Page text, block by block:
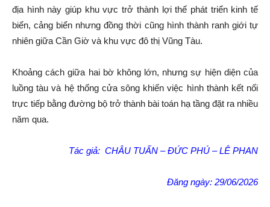
địa hình này giúp khu vực trở thành lợi thế phát triển kinh tế
biển, cảng biển nhưng đồng thời cũng hình thành ranh giới tự
nhiên giữa Cần Giờ và khu vực đô thị Vũng Tàu.
Khoảng cách giữa hai bờ không lớn, nhưng sự hiện diện của
luồng tàu và hệ thống cửa sông khiến việc hình thành kết nối
trực tiếp bằng đường bộ trở thành bài toán hạ tầng đặt ra nhiều
năm qua.
Tác giả: CHÂU TUẤN –ĐỨC PHÚ –LÊ PHAN
Đăng ngày: 29/06/2026